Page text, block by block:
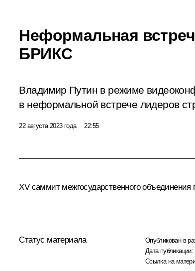
Неформальная
БРИКС
Владимир Путин в режиме
в неформальной встрече лидеров
22 августа 2023 года 22:55
XV саммит межгосударственного
Статус материала Опубликован в
Дата публикации:
Ссылка на